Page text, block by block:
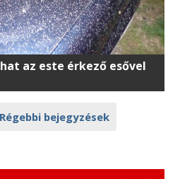
az este érkező esővel
Régebbi bejegyzések